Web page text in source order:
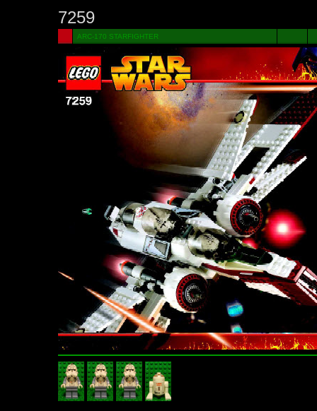
7259
ARC-170 STARFIGHTER